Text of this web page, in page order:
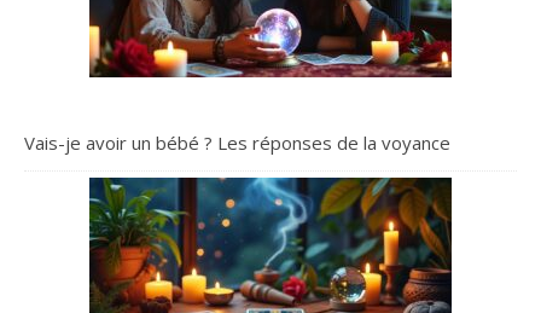
Vais-je avoir un bébé ? Les réponses de la voyance